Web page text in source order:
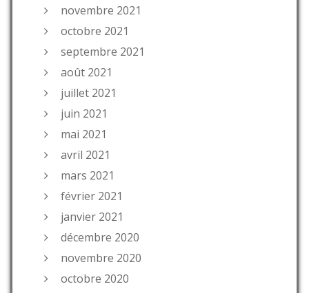
novembre 2021
octobre 2021
septembre 2021
août 2021
juillet 2021
juin 2021
mai 2021
avril 2021
mars 2021
février 2021
janvier 2021
décembre 2020
novembre 2020
octobre 2020